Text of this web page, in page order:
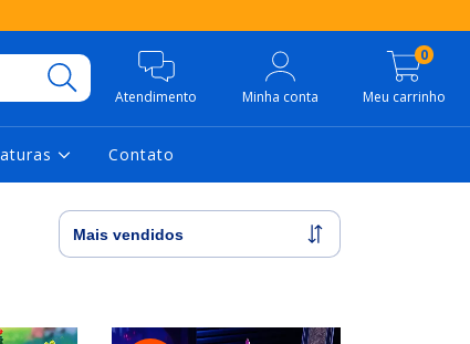
Atendimento Minha conta Meu carrinho
0
Contato